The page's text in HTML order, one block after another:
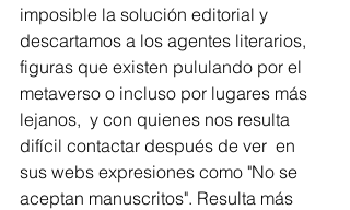
imposible la solución editorial y
descartamos a los agentes literarios,
figuras que existen pululando por el
metaverso o incluso por lugares más
lejanos,  y con quienes nos resulta
difícil contactar después de ver  en
sus webs expresiones como "No se
aceptan manuscritos". Resulta más